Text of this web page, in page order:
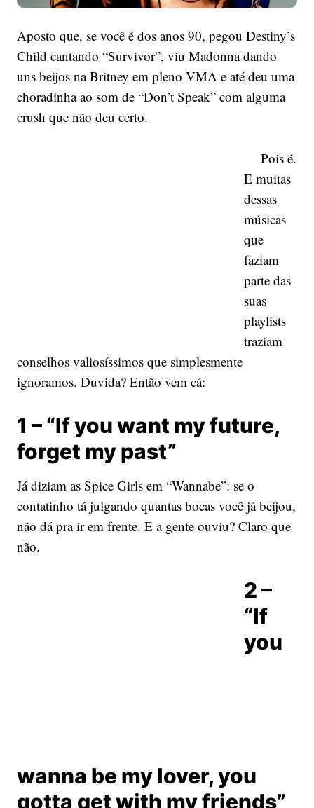
tanta
Aposto que, se você é dos anos 90, pegou Destiny’s
Child cantando “Survivor”, viu Madonna dando
uns beijos na Britney em pleno VMA e até deu uma
choradinha ao som de “Don’t Speak” com alguma
crush que não deu certo.
Pois é.
E muitas
dessas
músicas
que
faziam
parte das
suas
playlists
traziam
conselhos valiosíssimos que simplesmente
ignoramos. Duvida? Então vem cá:
1 – “If you want my future,
forget my past”
Já diziam as Spice Girls em “Wannabe”: se o
contatinho tá julgando quantas bocas você já beijou,
não dá pra ir em frente. E a gente ouviu? Claro que
não.
2 –
“If
you
wanna be my lover, you
gotta get with my friends”